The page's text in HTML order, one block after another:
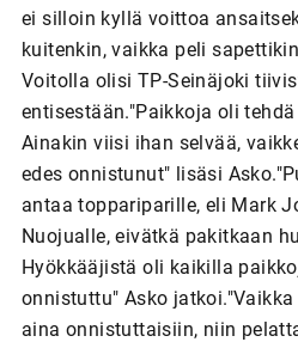
ei silloin kyllä voittoa
kuitenkin, vaikka peli
Voitolla olisi TP-Seinäjoki
entisestään."Paikkoja oli
Ainakin viisi ihan selvää,
edes onnistunut" lisäsi
antaa toppariparille, eli Mark
Nuojualle, eivätkä pakitkaan
Hyökkääjistä oli kaikilla
onnistuttu" Asko
aina onnistuttaisiin, niin